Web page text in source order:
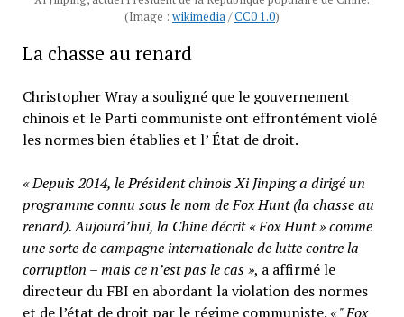
(Image : wikimedia/CC0 1.0)
La chasse au renard
Christopher Wray a souligné que le gouvernement
chinois et le Parti communiste ont effrontément violé
les normes bien établies et l’ État de droit.
« Depuis 2014, le Président chinois Xi Jinping a dirigé un
programme connu sous le nom de Fox Hunt (la chasse au
renard). Aujourd’hui, la Chine décrit « Fox Hunt » comme
une sorte de campagne internationale de lutte contre la
corruption – mais ce n’est pas le cas », a affirmé le
directeur du FBI en abordant la violation des normes
et de l’état de droit par le régime communiste. « " Fox